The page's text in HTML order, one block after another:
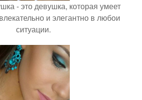
- это девушка, которая умеет
и элегантно в любои
ситуации.